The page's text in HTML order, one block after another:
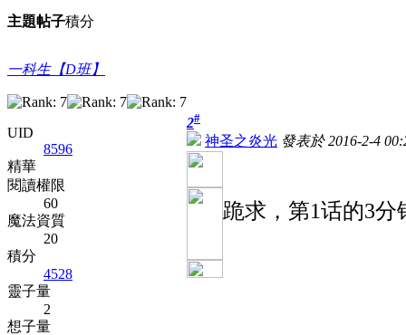
主題帖子積分
一科生【D班】
UID
8596
精華
閱讀權限
60
魔法資質
20
積分
4528
靈子量
2
想子量
2#
神圣之炎光 發表於 2016-2-4
跪求，第1话的3